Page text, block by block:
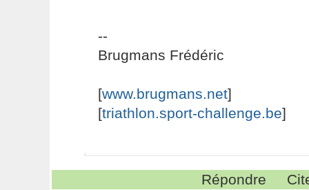
--
Brugmans Frédéric
[www.brugmans.net]
[triathlon.sport-challenge.be]
Répondre